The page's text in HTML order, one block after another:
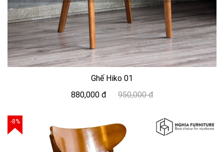
Ghế Hiko 01
880,000 đ
950,000 đ
-8%